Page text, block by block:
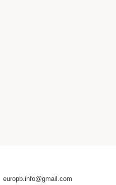
europb.info@gmail.com